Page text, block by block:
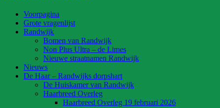
Voorpagina
Grote vragenlijst
Randwijk
Bomen van Randwijk
Non Plus Ultra – de Limes
Nieuwe straatnamen Randwijk
Nieuws
De Haar – Randwijks dorpshart
De Huiskamer van Randwijk
Haarbreed Overleg
Haarbreed Overleg 19 februari 2026